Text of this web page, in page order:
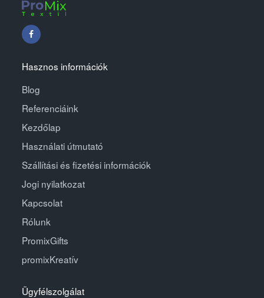
Hasznos információk
Blog
Referenciáink
Kezdőlap
Használati útmutató
Szállítási és fizetési információk
Jogi nyilatkozat
Kapcsolat
Rólunk
PromixGifts
promixKreatív
Ügyfélszolgálat